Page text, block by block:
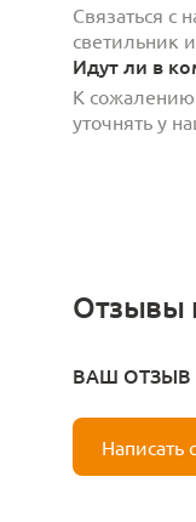
Связаться с
светильник
Идут ли в
К
уточнять у
Отзывы
ВАШ ОТЗЫВ
Написать